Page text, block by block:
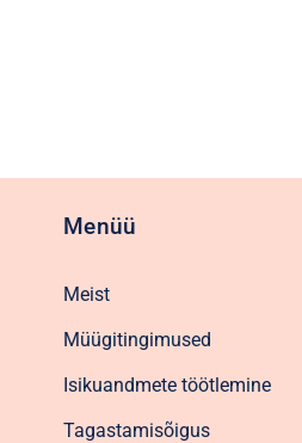
Menüü
Meist
Müügitingimused
Isikuandmete töötlemine
Tagastamisõigus